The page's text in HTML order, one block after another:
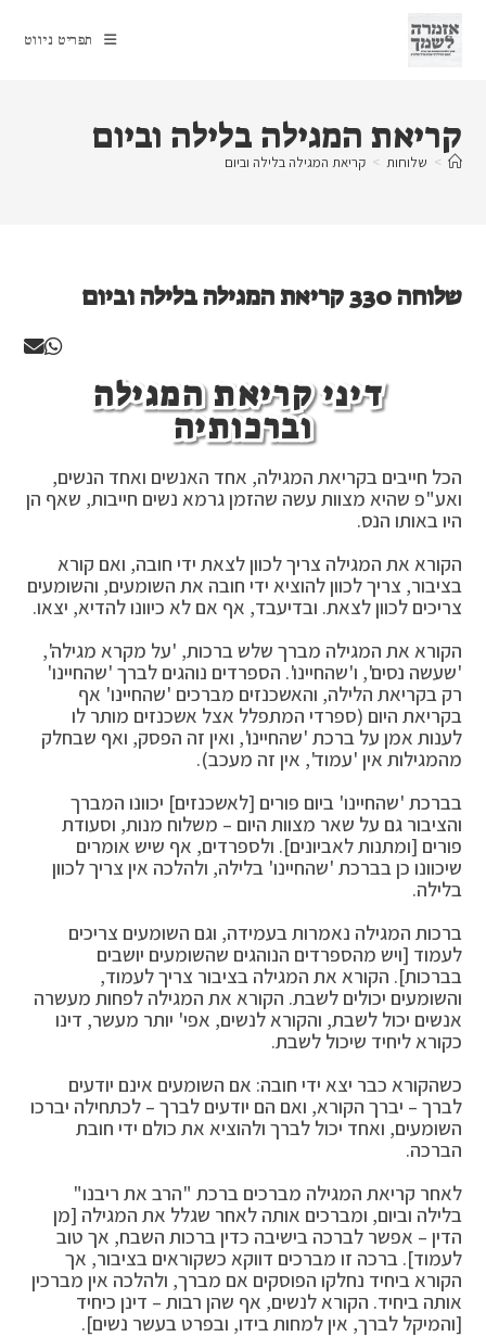
content
תפריט ניווט
קריאת המגילה בלילה וביום
> שלוחות > קריאת המגילה בלילה וביום
שלוחה 330 קריאת המגילה בלילה וביום
דיני קריאת המגילה
וברכותיה
הכל חייבים בקריאת המגילה, אחד האנשים ואחד הנשים,
ואע"פ שהיא מצוות עשה שהזמן גרמא נשים חייבות, שאף הן
היו באותו הנס.
הקורא את המגילה צריך לכוון לצאת ידי חובה, ואם קורא
בציבור, צריך לכוון להוציא ידי חובה את השומעים, והשומעים
צריכים לכוון לצאת. ובדיעבד, אף אם לא כיוונו להדיא, יצאו.
הקורא את המגילה מברך שלש ברכות, 'על מקרא מגילה',
'שעשה נסים', ו'שהחיינו'. הספרדים נוהגים לברך 'שהחיינו'
רק בקריאת הלילה, והאשכנזים מברכים 'שהחיינו' אף
בקריאת היום (ספרדי המתפלל אצל אשכנזים מותר לו
לענות אמן על ברכת 'שהחיינו', ואין זה הפסק, ואף שבחלק
מהמגילות אין 'עמוד', אין זה מעכב).
בברכת 'שהחיינו' ביום פורים [לאשכנזים] יכוונו המברך
והציבור גם על שאר מצוות היום – משלוח מנות, וסעודת
פורים [ומתנות לאביונים]. ולספרדים, אף שיש אומרים
שיכוונו כן בברכת 'שהחיינו' בלילה, ולהלכה אין צריך לכוון
בלילה.
ברכות המגילה נאמרות בעמידה, וגם השומעים צריכים
לעמוד [ויש מהספרדים הנוהגים שהשומעים יושבים
בברכות]. הקורא את המגילה בציבור צריך לעמוד,
והשומעים יכולים לשבת. הקורא את המגילה לפחות מעשרה
אנשים יכול לשבת, והקורא לנשים, אפי' יותר מעשר, דינו
כקורא ליחיד שיכול לשבת.
כשהקורא כבר יצא ידי חובה: אם השומעים אינם יודעים
לברך – יברך הקורא, ואם הם יודעים לברך – לכתחילה יברכו
השומעים, ואחד יכול לברך ולהוציא את כולם ידי חובת
הברכה.
לאחר קריאת המגילה מברכים ברכת "הרב את ריבנו"
בלילה וביום, ומברכים אותה לאחר שגלל את המגילה [מן
הדין – אפשר לברכה בישיבה כדין ברכות השבח, אך טוב
לעמוד]. ברכה זו מברכים דווקא כשקוראים בציבור, אך
הקורא ביחיד נחלקו הפוסקים אם מברך, ולהלכה אין מברכין
אותה ביחיד. הקורא לנשים, אף שהן רבות – דינן כיחיד
[והמיקל לברך, אין למחות בידו, ובפרט בעשר נשים].